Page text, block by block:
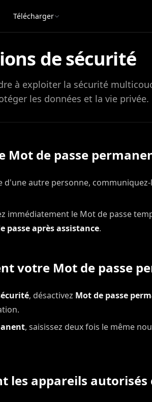
Télécharger
de sécurité
à exploiter la sécurité
les données et la vie privée.
Mot de passe
d'une autre personne,
immédiatement le Mot de passe
passe après assistance.
votre Mot de passe
, désactivez Mot de passe
, saisissez deux fois le même
les appareils